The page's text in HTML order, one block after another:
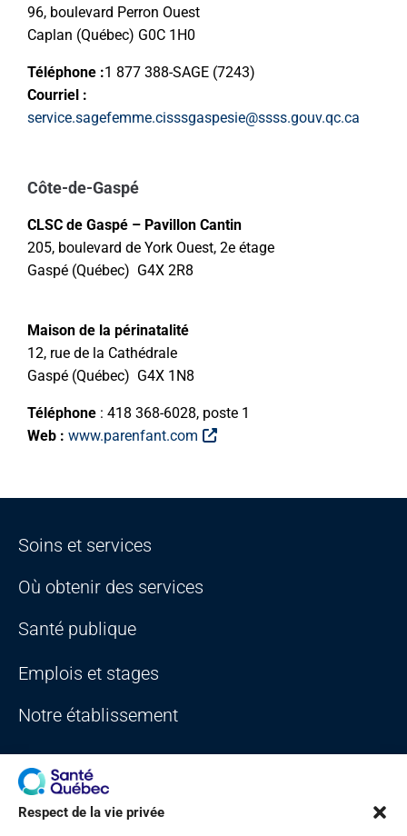
Respect de la vie privée
96, boulevard Perron Ouest
Caplan (Québec) G0C 1H0
Téléphone :1 877 388-SAGE (7243)
Courriel :
service.sagefemme.cisssgaspesie@ssss.gouv.qc.ca
Côte-de-Gaspé
CLSC de Gaspé – Pavillon Cantin
205, boulevard de York Ouest, 2e étage
Gaspé (Québec) G4X 2R8
Maison de la périnatalité
12, rue de la Cathédrale
Gaspé (Québec) G4X 1N8
Téléphone : 418 368-6028, poste 1
Web : www.parenfant.com
Soins et services
Où obtenir des services
Santé publique
Emplois et stages
Notre établissement